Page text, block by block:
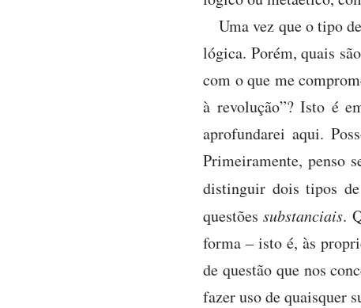
Uma vez que o tipo
lógica. Porém, quais
com o que me
à revolução”? Isto é
aprofundarei aqui.
Primeiramente, penso
distinguir dois tipos
questõessubstanciais.
forma – isto é, às
de questão que nos
fazer uso de quaisquer